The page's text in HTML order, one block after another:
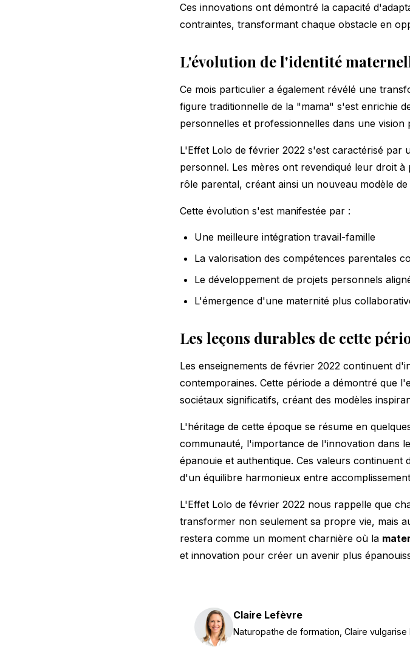
Ces innovations ont démontré la capacité
contraintes, transformant chaque obstacle en
L'évolution de l'identité
Ce mois particulier a également révélé une
figure traditionnelle de la "mama" s'est enrichie
personnelles et professionnelles dans une vision
L'Effet Lolo de février 2022 s'est caractérisé par
personnel. Les mères ont revendiqué leur droit
rôle parental, créant ainsi un nouveau modèle
Cette évolution s'est manifestée par :
Une meilleure intégration travail-famille
La valorisation des compétences parentales
Le développement de projets personnels
L'émergence d'une maternité plus
Les leçons durables de cette
Les enseignements de février 2022 continuent
contemporaines. Cette période a démontré que
sociétaux significatifs, créant des modèles
L'héritage de cette époque se résume en
communauté, l'importance de l'innovation dans
épanouie et authentique. Ces valeurs
d'un équilibre harmonieux entre
L'Effet Lolo de février 2022 nous rappelle que
transformer non seulement sa propre vie, mais
restera comme un moment charnière où la
et innovation pour créer un avenir plus
Claire Lefèvre
Naturopathe de formation, Claire